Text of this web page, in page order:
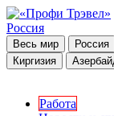
Россия
Весь мир Россия
Киргизия
Работа